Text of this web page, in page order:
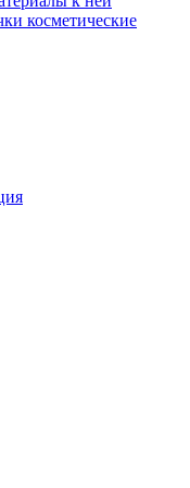
косметические